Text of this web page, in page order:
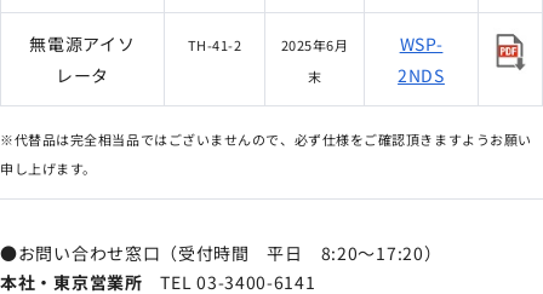
無電源アイソ
レータ
TH-41-2
2025年6月
末
WSP-
2NDS
※代替品は完全相当品ではございませんので、必ず仕様をご確認頂きますようお願い
申し上げます。
●お問い合わせ窓口（受付時間 平日 8:20～17:20）
本社・東京営業所 TEL 03-3400-6141